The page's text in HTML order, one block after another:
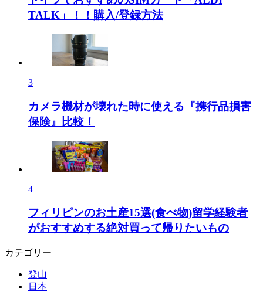
TALK」！！購入/登録方法
3
カメラ機材が壊れた時に使える『携行品損害
保険』比較！
4
フィリピンのお土産15選(食べ物)留学経験者
がおすすめする絶対買って帰りたいもの
カテゴリー
登山
日本